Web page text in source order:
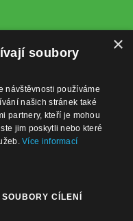
×
soubory
návštěvnosti používáme
našich stránek také
partnery, kteří je mohou
jim poskytli nebo které
Více informací
SOUBORY CÍLENÍ